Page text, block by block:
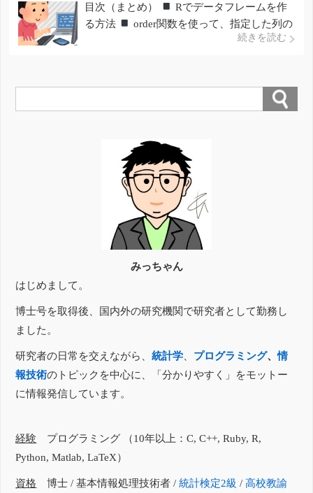
目次（まとめ）
Rでデータフレームを作
る方法
order関数を使って、指定した列の
値で並び替える Rでデータフレームを作る方
続きを読む
みっちゃん
はじめまして。
博士号を取得後、国内外の研究機関で研究者として勤務し
ました。
研究者の日常を交えながら、統計学 プログラミング、情
報技術のトピックを中心に、「分かりやすく」をモットー
に情報発信しています。
経験 プログラミング （10年以上：C, C++, Ruby, R,
Python, Matlab, LaTeX）
資格 博士 / 基本情報処理技術者 /統計検定2級 /高校教諭